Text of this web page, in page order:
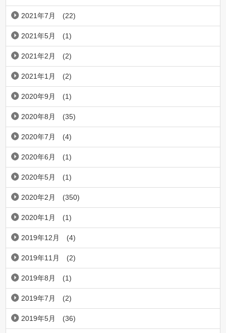
2021年7月 (22)
2021年5月 (1)
2021年2月 (2)
2021年1月 (2)
2020年9月 (1)
2020年8月 (35)
2020年7月 (4)
2020年6月 (1)
2020年5月 (1)
2020年2月 (350)
2020年1月 (1)
2019年12月 (4)
2019年11月 (2)
2019年8月 (1)
2019年7月 (2)
2019年5月 (36)